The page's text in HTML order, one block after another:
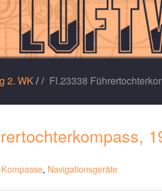
2. WK / Fl.23338
Kompasse, Navigationsgeräte